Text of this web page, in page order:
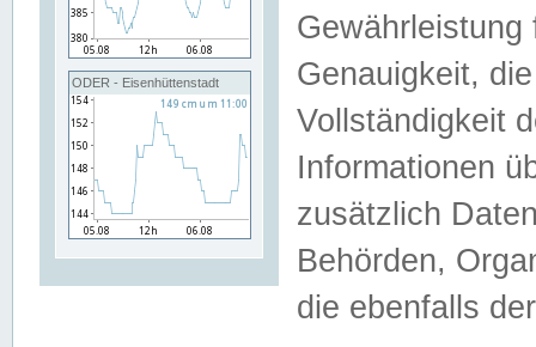
ODER - Eisenhüttenstadt
Genauigkeit,
Vollständigkeit
Informationen
zusätzlich
Behörden,
die ebenfalls